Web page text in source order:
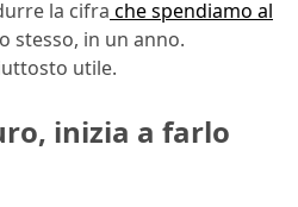
la cifra che spendiamo al
stesso, in un anno.
utile.
inizia a farlo